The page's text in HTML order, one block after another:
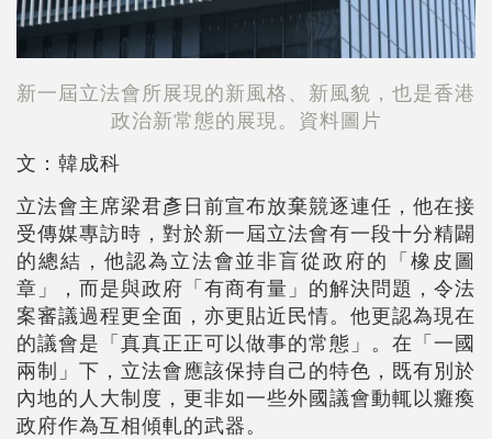
新一屆立法會所展現的新風格、新風貌，也是香港
政治新常態的展現。資料圖片
文：韓成科
立法會主席梁君彥日前宣布放棄競逐連任，他在接
受傳媒專訪時，對於新一屆立法會有一段十分精闢
的總結，他認為立法會並非盲從政府的「橡皮圖
章」，而是與政府「有商有量」的解決問題，令法
案審議過程更全面，亦更貼近民情。他更認為現在
的議會是「真真正正可以做事的常態」。在「一國
兩制」下，立法會應該保持自己的特色，既有別於
內地的人大制度，更非如一些外國議會動輒以癱瘓
政府作為互相傾軋的武器。